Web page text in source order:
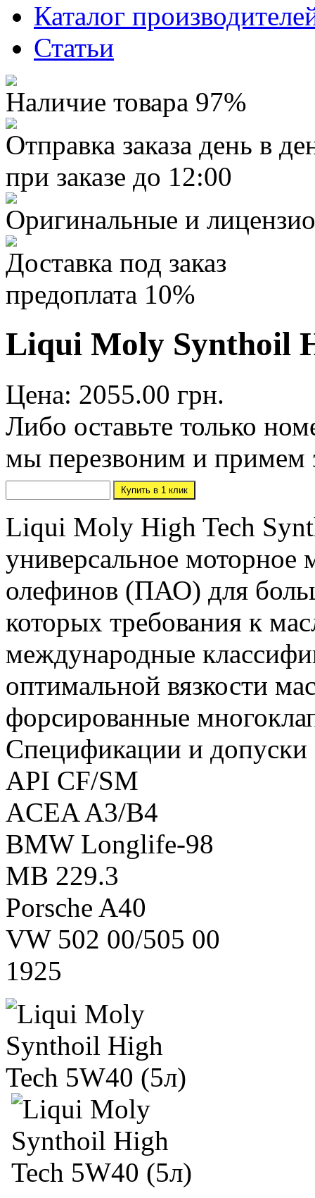
Каталог
Статьи
Наличие товара 97%
Отправка заказа день в
при заказе до 12:00
Оригинальные и
Доставка под заказ
предоплата 10%
Liqui Moly Synthoil
Цена: 2055.00 грн.
Либо оставьте только
мы перезвоним и примем
Liqui Moly High Tech
универсальное моторное
олефинов (ПАО) для
которых требования к
международные
оптимальной вязкости
форсированные
Спецификации и допуски
API CF/SM
ACEA A3/B4
BMW Longlife-98
MB 229.3
Porsche A40
VW 502 00/505 00
1925